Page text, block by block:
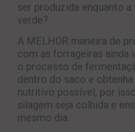
ser produzida enquanto
verde?
A MELHOR maneira de
com as forrageiras ainda
o processo de
dentro do saco e
nutritivo possível, por
silagem seja colhida e
mesmo dia.